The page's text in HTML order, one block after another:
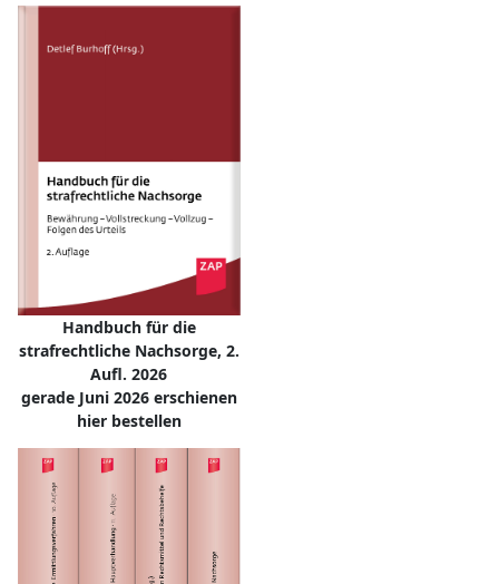
Handbuch für die
strafrechtliche Nachsorge, 2.
Aufl. 2026
gerade Juni 2026 erschienen
hier bestellen